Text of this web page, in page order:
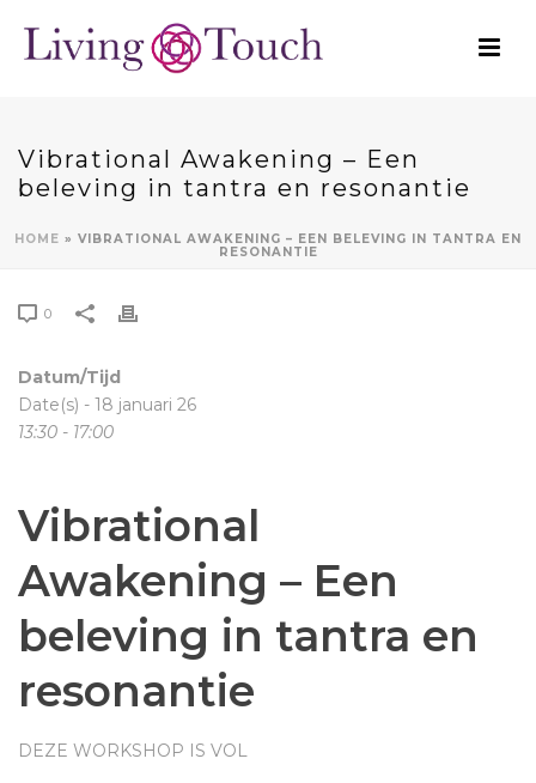
Vibrational Awakening – Een
beleving in tantra en resonantie
HOME » VIBRATIONAL AWAKENING – EEN BELEVING IN TANTRA EN
RESONANTIE
0
Datum/Tijd
Date(s) - 18 januari 26
13:30 - 17:00
Vibrational
Awakening – Een
beleving in tantra en
resonantie
DEZE WORKSHOP IS VOL